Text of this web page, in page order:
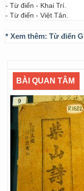
- Từ điển - Khai Trí.
- Từ điển - Việt Tân.
* Xem thêm: Từ điển
BÀI QUAN TÂM